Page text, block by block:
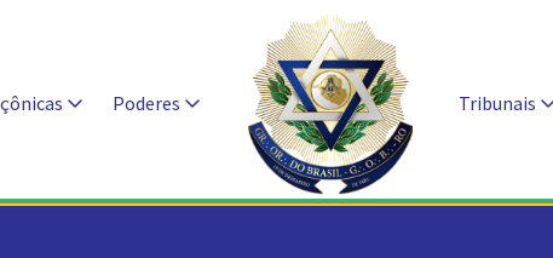
Poderes Tribunais